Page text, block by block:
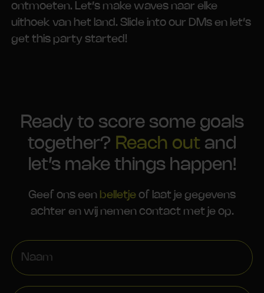
ontmoeten. Let’s make waves naar elke
uithoek van het land. Slide into our DMs en let’s
get this party started!
Ready to score some goals
together? Reach out and
let’s make things happen!
Geef ons een belletje of laat je gegevens
achter en wij nemen contact met je op.